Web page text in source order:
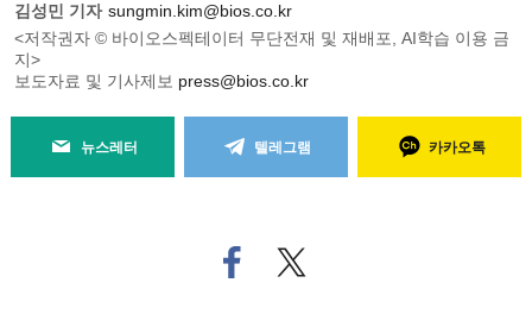
김성민 기자 sungmin.kim@bios.co.kr
<저작권자 © 바이오스펙테이터 무단전재 및 재배포, AI학습 이용 금
지>
보도자료 및 기사제보 press@bios.co.kr
뉴스레터 텔레그램 카카오톡
페
이
트위
터로